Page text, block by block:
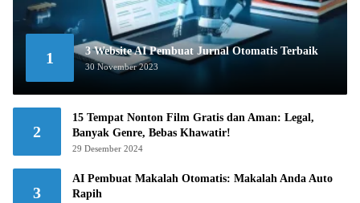
1 3 Website AI Pembuat Jurnal Otomatis Terbaik
30 November 2023
2
15 Tempat Nonton Film Gratis dan Aman: Legal,
Banyak Genre, Bebas Khawatir!
29 Desember 2024
3
AI Pembuat Makalah Otomatis: Makalah Anda Auto
Rapih